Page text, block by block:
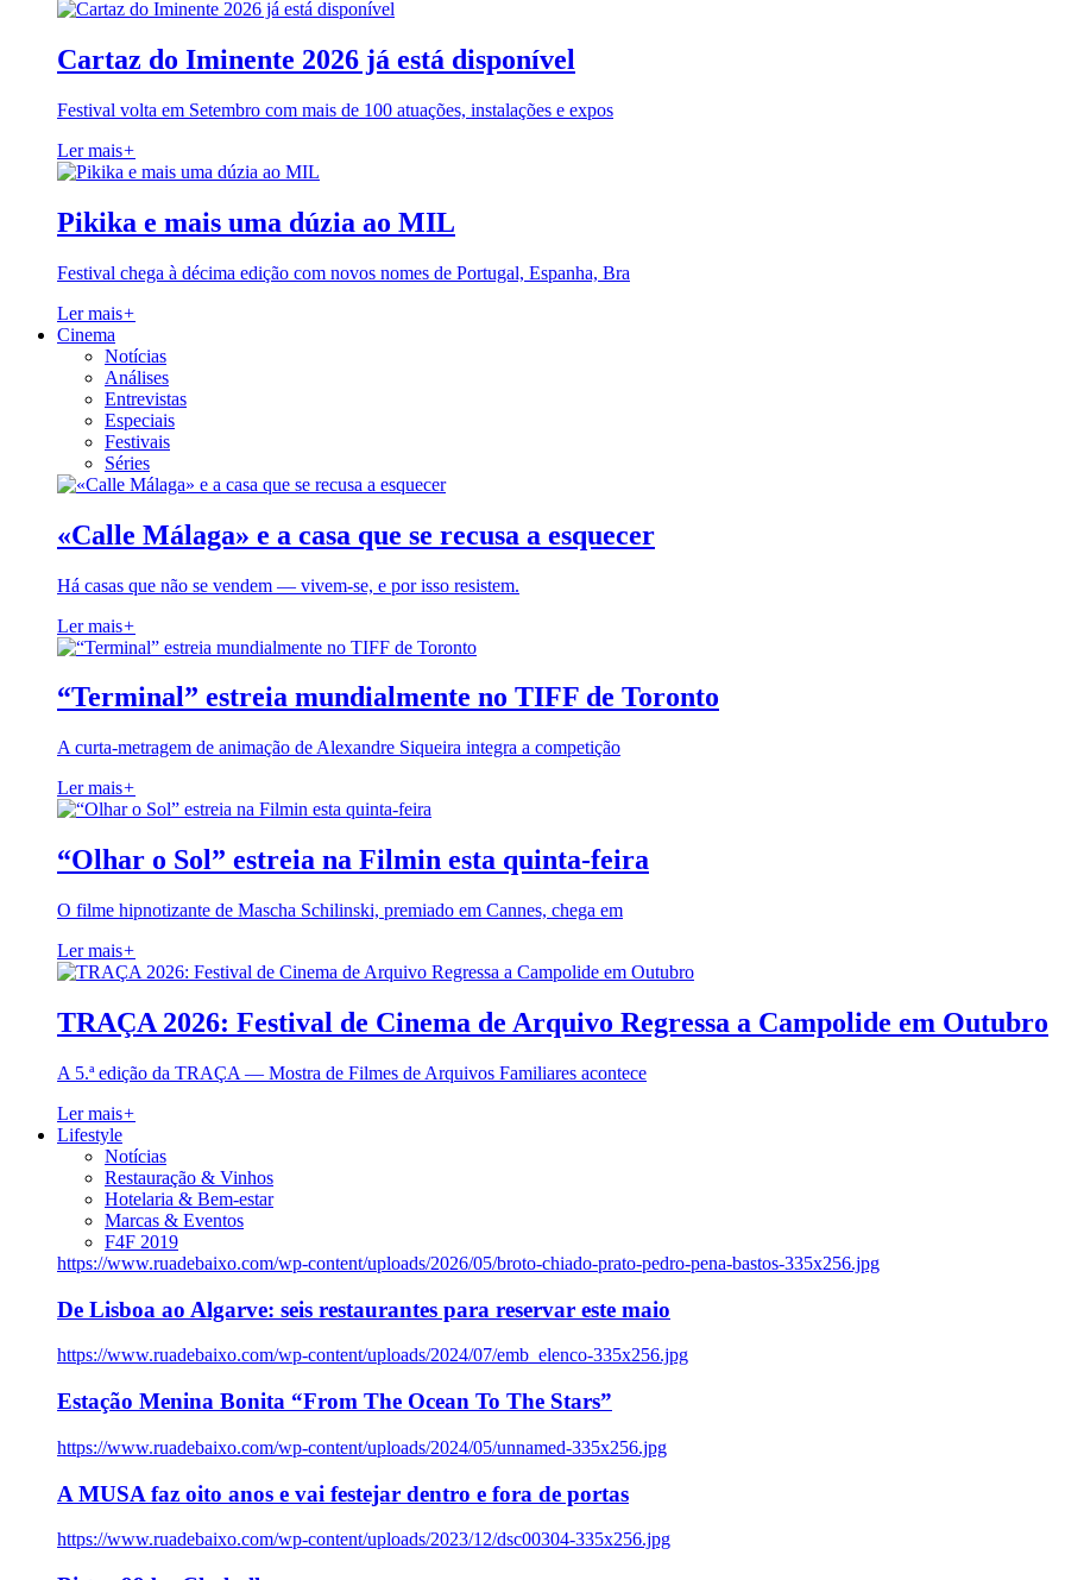
Cartaz do Iminente 2026 já está disponível
Festival volta em Setembro com mais de 100 atuações, instalações e expos
Ler mais+
Pikika e mais uma dúzia ao MIL
Festival chega à décima edição com novos nomes de Portugal, Espanha, Bra
Ler mais+
Cinema
Notícias
Análises
Entrevistas
Especiais
Festivais
Séries
«Calle Málaga» e a casa que se recusa a esquecer
Há casas que não se vendem — vivem-se, e por isso resistem.
Ler mais+
“Terminal” estreia mundialmente no TIFF de Toronto
A curta-metragem de animação de Alexandre Siqueira integra a competição
Ler mais+
“Olhar o Sol” estreia na Filmin esta quinta-feira
O filme hipnotizante de Mascha Schilinski, premiado em Cannes, chega em
Ler mais+
TRAÇA 2026: Festival de Cinema de Arquivo Regressa a Campolide em Outubro
A 5.ª edição da TRAÇA — Mostra de Filmes de Arquivos Familiares acontece
Ler mais+
Lifestyle
Notícias
Restauração & Vinhos
Hotelaria & Bem-estar
Marcas & Eventos
F4F 2019
https://www.ruadebaixo.com/wp-content/uploads/2026/05/broto-chiado-prato-pedro-pena-bastos-335x256.jpg
De Lisboa ao Algarve: seis restaurantes para reservar este maio
https://www.ruadebaixo.com/wp-content/uploads/2024/07/emb_elenco-335x256.jpg
Estação Menina Bonita “From The Ocean To The Stars”
https://www.ruadebaixo.com/wp-content/uploads/2024/05/unnamed-335x256.jpg
A MUSA faz oito anos e vai festejar dentro e fora de portas
https://www.ruadebaixo.com/wp-content/uploads/2023/12/dsc00304-335x256.jpg